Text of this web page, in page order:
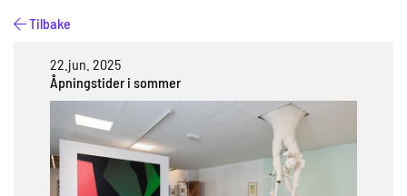
Tilbake
22.jun. 2025
Åpningstider i sommer